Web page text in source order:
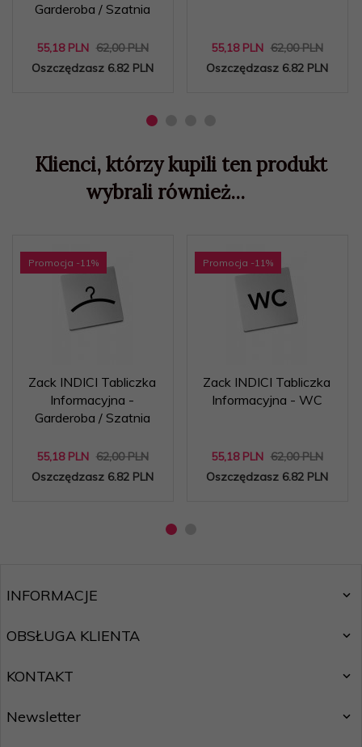
Garderoba / Szatnia
55,18 PLN 62,00 PLN
Oszczędzasz 6.82 PLN
55,18 PLN 62,00 PLN
Oszczędzasz 6.82 PLN
Klienci, którzy kupili ten produkt
wybrali również...
Promocja -11%
Zack INDICI Tabliczka
Informacyjna -
Garderoba / Szatnia
55,18 PLN 62,00 PLN
Oszczędzasz 6.82 PLN
Promocja -11%
Zack INDICI Tabliczka
Informacyjna - WC
55,18 PLN 62,00 PLN
Oszczędzasz 6.82 PLN
INFORMACJE
OBSŁUGA KLIENTA
KONTAKT
Newsletter